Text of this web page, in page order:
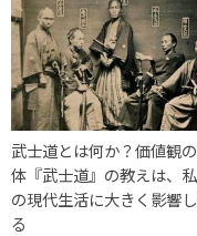
武士道とは何か？価値観
体『武士道』の教えは、
の現代生活に大きく影響
る